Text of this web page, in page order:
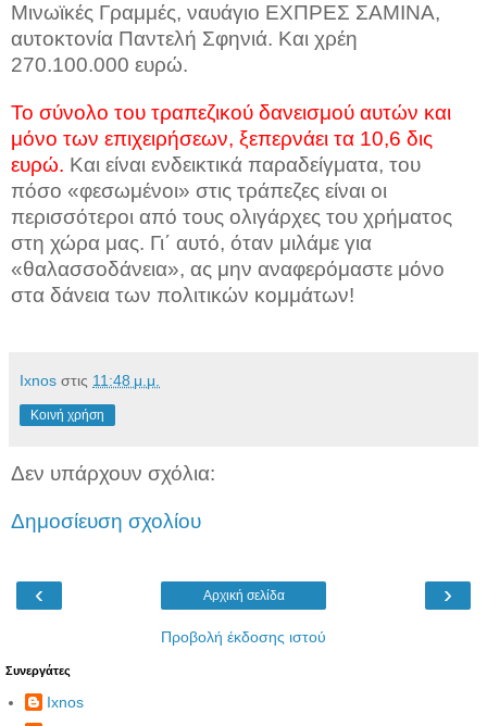
Μινωϊκές Γραμμές, ναυάγιο ΕΧΠΡΕΣ ΣΑΜΙΝΑ,
αυτοκτονία Παντελή Σφηνιά. Και χρέη
270.100.000 ευρώ.
Το σύνολο του τραπεζικού δανεισμού αυτών και
μόνο των επιχειρήσεων, ξεπερνάει τα 10,6 δις
ευρώ. Και είναι ενδεικτικά παραδείγματα, του
πόσο «φεσωμένοι» στις τράπεζες είναι οι
περισσότεροι από τους ολιγάρχες του χρήματος
στη χώρα μας. Γι΄ αυτό, όταν μιλάμε για
«θαλασσοδάνεια», ας μην αναφερόμαστε μόνο
στα δάνεια των πολιτικών κομμάτων!
Ixnos στις 11:48 μ.μ.
Κοινή χρήση
Δεν υπάρχουν σχόλια:
Δημοσίευση σχολίου
‹ ›
Αρχική σελίδα
Προβολή έκδοσης ιστού
Συνεργάτες
Ixnos